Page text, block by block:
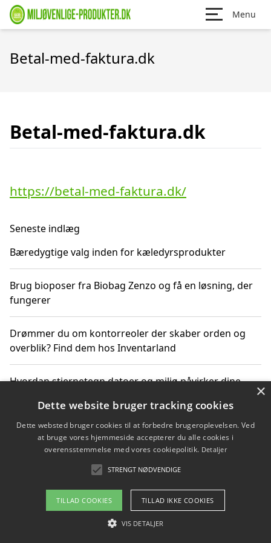
Menu
Betal-med-faktura.dk
Betal-med-faktura.dk
https://betal-med-faktura.dk/
Seneste indlæg
Bæredygtige valg inden for kæledyrsprodukter
Brug bioposer fra Biobag Zenzo og få en løsning, der
fungerer
Drømmer du om kontorreoler der skaber orden og
overblik? Find dem hos Inventarland
Hvordan stjernetegn datoer og miljø påvirker dine
Bæredygtige gadgets til en grønnere hverdag
Om / kontakt
Blog Betingelser
×
Dette website bruger tracking cookies
Dette websted bruger cookies til at forbedre brugeroplevelsen. Ved
at bruge vores hjemmeside accepterer du alle cookies i
overensstemmelse med vores cookiepolitik. Detaljer
STRENGT NØDVENDIGE
TILLAD COOKIES TILLAD IKKE COOKIES
VIS DETALJER